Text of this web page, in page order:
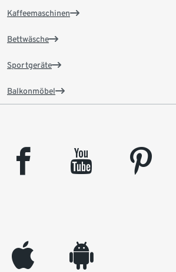
Kaffeemaschinen
Bettwäsche
Sportgeräte
Balkonmöbel
facebook youtube pinterest
appleinc android